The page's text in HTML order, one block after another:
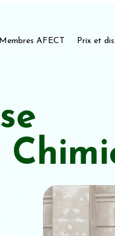
Membres AFECT Prix et